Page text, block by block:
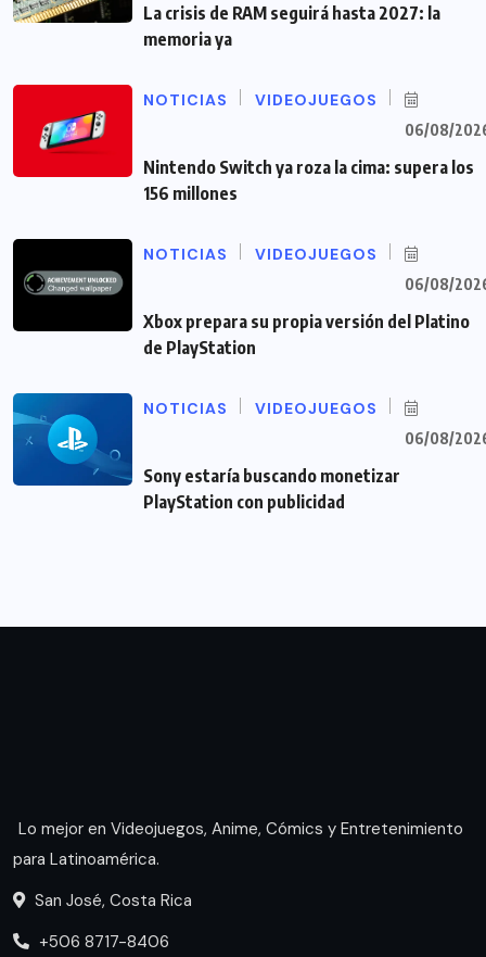
La crisis de RAM seguirá hasta 2027: la
memoria ya
NOTICIAS VIDEOJUEGOS
06/08/
Nintendo Switch ya roza la cima: supera los
156 millones
NOTICIAS VIDEOJUEGOS
06/08/
Xbox prepara su propia versión del Platino
de PlayStation
NOTICIAS VIDEOJUEGOS
06/08/
Sony estaría buscando monetizar
PlayStation con publicidad
Lo mejor en Videojuegos, Anime, Cómics y Entretenimiento
para Latinoamérica.
San José, Costa Rica
+506 8717-8406